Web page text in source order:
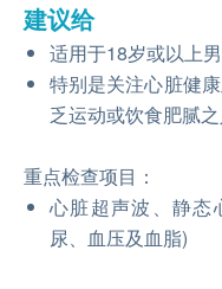
建议给
适用于18岁或以上
特别是关注心脏健
乏运动或饮食肥腻
重点检查项目：
心脏超声波、静态
尿、血压及血脂)